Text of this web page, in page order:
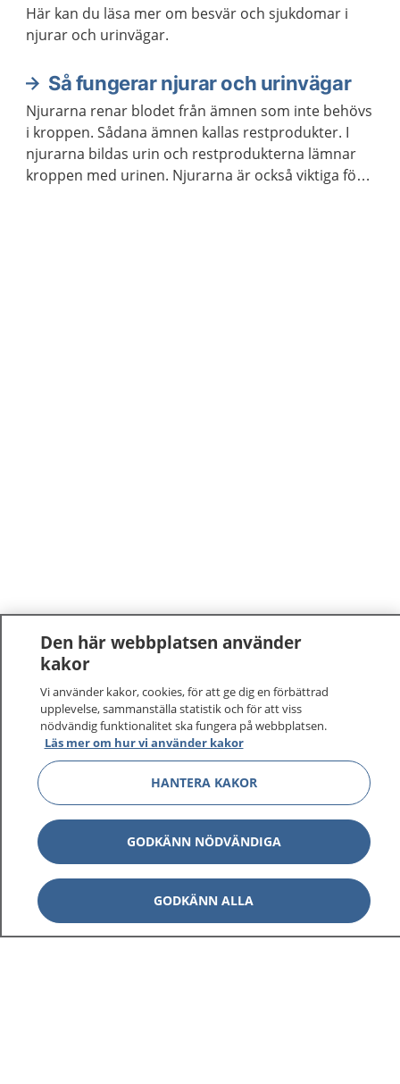
Här kan du läsa mer om besvär och sjukdomar i
njurar och urinvägar.
Så fungerar njurar och urinvägar
Njurarna renar blodet från ämnen som inte behövs
i kroppen. Sådana ämnen kallas restprodukter. I
njurarna bildas urin och restprodukterna lämnar
kroppen med urinen. Njurarna är också viktiga för
1177–tryggt om din hälsa och vård
På 1177.se får du råd om hälsa och information om
sjukdomar och vilka mottagningar du kan kontakta.
Logga in för att läsa din journal och göra dina
vårdärenden. Ring telefonnummer 1177 för
sjukvårdsrådgivning dygnet runt.
Den här webbplatsen använder
kakor
Vi använder kakor, cookies, för att ge dig en förbättrad
upplevelse, sammanställa statistik och för att viss
nödvändig funktionalitet ska fungera på webbplatsen.
Läs mer om hur vi använder kakor
HANTERA KAKOR
GODKÄNN NÖDVÄNDIGA
GODKÄNN ALLA